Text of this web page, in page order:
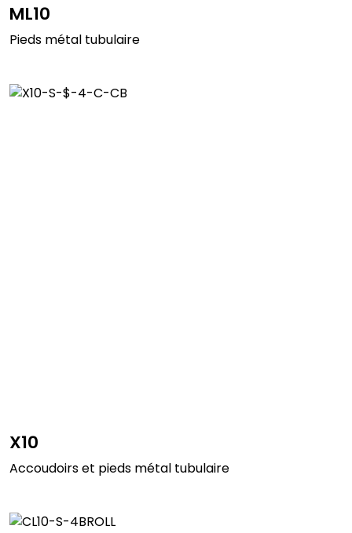
ML10
Pieds métal tubulaire
X10
Accoudoirs et pieds métal tubulaire